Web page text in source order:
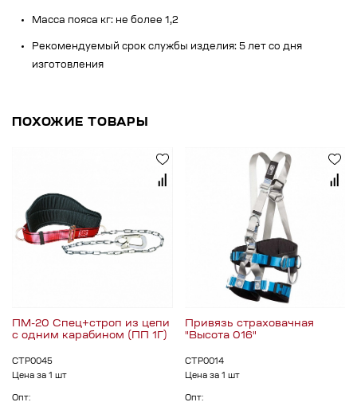
Масса пояса кг: не более 1,2
Рекомендуемый срок службы изделия: 5 лет со дня
изготовления
ПОХОЖИЕ ТОВАРЫ
ПМ-20 Спец+строп из цепи
c одним карабином (ПП 1Г)
СТР0045
Цена за 1 шт
Опт:
Привязь страховачная
"Высота 016"
СТР0014
Цена за 1 шт
Опт: